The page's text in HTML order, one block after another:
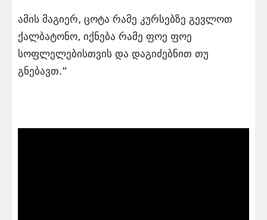
ამის მაგიერ, ცოტა რამე კურსებზე გევლოთ
ქალბატონო, იქნება რამე ფოე ფოე
სოფლელებისთვის და დაგიძებნით თუ
გნებავთ.”